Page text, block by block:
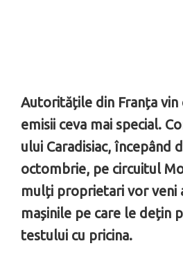
Autoritățile din Franța vin
emisii ceva mai special.
ului Caradisiac, începând
octombrie, pe circuitul
mulți proprietari vor veni
mașinile pe care le dețin
testului cu pricina.